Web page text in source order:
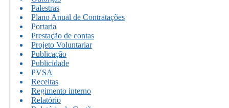
Palestras
Plano Anual de Contratações
Portaria
Prestação de contas
Projeto Voluntariar
Publicação
Publicidade
PVSA
Receitas
Regimento interno
Relatório